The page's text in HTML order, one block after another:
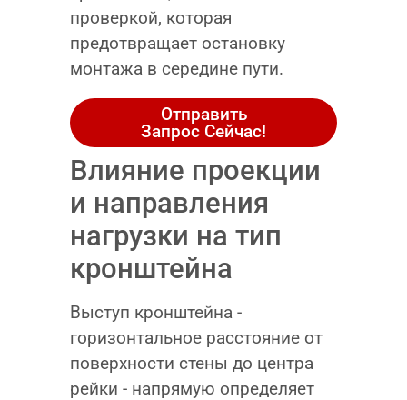
проверкой, которая
предотвращает остановку
монтажа в середине пути.
Отправить
Запрос Сейчас!
Влияние проекции
и направления
нагрузки на тип
кронштейна
Выступ кронштейна -
горизонтальное расстояние от
поверхности стены до центра
рейки - напрямую определяет